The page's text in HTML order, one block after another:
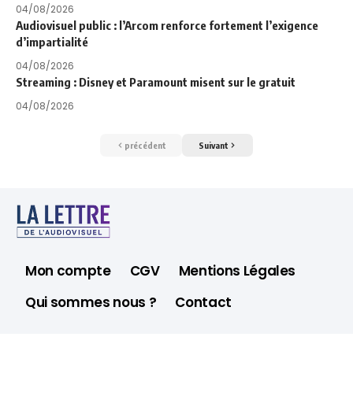
04/08/2026
Audiovisuel public : l’Arcom renforce fortement l’exigence
d’impartialité
04/08/2026
Streaming : Disney et Paramount misent sur le gratuit
04/08/2026
précédent Suivant
Mon compte CGV
Mentions Légales
Qui sommes nous ?
Contact